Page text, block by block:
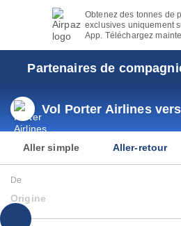
Obtenez des tonnes de
exclusives uniquement
App. Téléchargez
Partenaires de
Vol Porter Airlines
Aller simple Aller-retour
De
Origine